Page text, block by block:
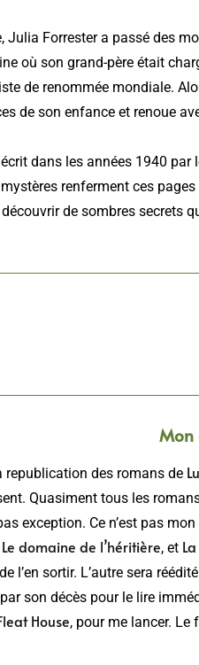
Julia Forrester a passé des
où son grand-père était
de renommée mondiale.
de son enfance et renoue
dans les années 1940
renferment ces
de sombres secrets
Mon
republication des romans de
Quasiment tous les
exception. Ce n’est pas
Le domaine de l’héritière, et
l’en sortir. L’autre sera
son décès pour le lire
House, pour me lancer. Le